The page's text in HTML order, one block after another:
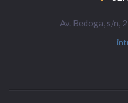
Av. Bedoga, s/n,